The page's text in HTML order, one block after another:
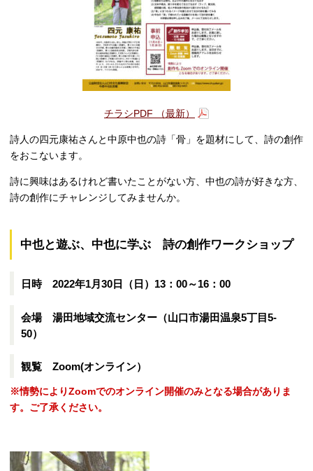
チラシPDF （最新）
詩人の四元康祐さんと中原中也の詩「骨」を題材にして、詩の創作
をおこないます。
詩に興味はあるけれど書いたことがない方、中也の詩が好きな方、
詩の創作にチャレンジしてみませんか。
中也と遊ぶ、中也に学ぶ 詩の創作ワークショップ
日時 2022年1月30日（日）13：00～16：00
会場 湯田地域交流センター（山口市湯田温泉5丁目5-
50）
観覧 Zoom(オンライン）
※情勢によりZoomでのオンライン開催のみとなる場合がありま
す。ご了承ください。